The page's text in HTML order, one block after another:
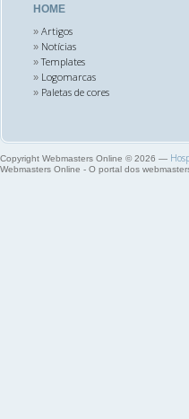
HOME
» Artigos
» Notícias
»Templates
» Logomarcas
» Paletas de cores
Copyright Webmasters Online © 2026 —
Webmasters Online - O portal dos